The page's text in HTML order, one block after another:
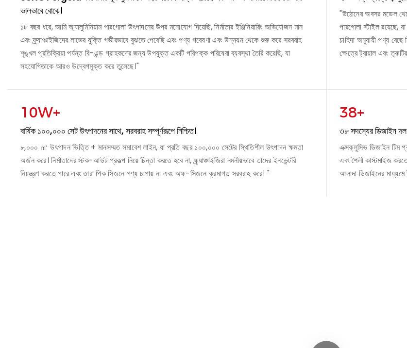
ভালভাবে বোঝে।
১৮ বছর ধরে, আমি অ্যালুমিনিয়াম পারগোলা উৎপাদনের উপর মনোযোগ দিয়েছি, নির্মাতার ইঞ্জিনিয়ারিং অভিযোজন মান
এবং ফ্র্যাঞ্চাইজিদের লাভের যুক্তি গভীরভাবে বুঝতে পেরেছি এবং পণ্য গবেষণা এবং উন্নয়ন থেকে শুরু করে সরবরাহ
শৃঙ্খল প্রতিক্রিয়া পর্যন্ত বি-এন্ড গ্রাহকদের জন্য উপযুক্ত একটি পরিপক্ক পরিষেবা ব্যবস্থা তৈরি করেছি, যা
সহযোগিতাকে আরও উদ্বেগমুক্ত করে তুলেছে।"
"উঠোনের অবসর মডেল
পারগোলা স্টাইল রয়েছে,
চাহিদা অনুযায়ী পণ্য বেছে
ক্ষেত্রে ট্রায়াল এবং
10W+
বার্ষিক ১০০,০০০ সেট উৎপাদনের সাথে, সরবরাহ সম্পূর্ণরূপে নিশ্চিত।
৮,০০০ ㎡ উৎপাদন ভিত্তি + মানসম্মত সমাবেশ লাইন, যা প্রতি বছর ১০০,০০০ সেটের স্থিতিশীল উৎপাদন ক্ষমতা
অর্জন করে। নির্মাতাদের স্টক-আউট প্রকল্প নিয়ে চিন্তা করতে হবে না, ফ্র্যাঞ্চাইজিরা নমনীয়ভাবে তাদের ইনভেন্টরি
নিয়ন্ত্রণ করতে পারে এবং তারা পিক সিজনে পণ্য চাপায় না এবং অফ-সিজনে ক্রমাগত সরবরাহ করে। "
38+
৩৮ সদস্যের ডিজাইন দল
এক্সক্লুসিভ ডিজাইন টিম
এবং শৈলী কাস্টমাইজ
আলাদা ডিজাইনের মাধ্যমে